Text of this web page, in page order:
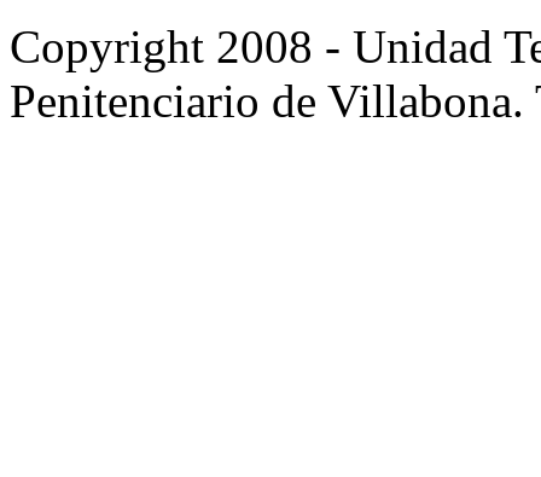
Copyright 2008 - Unidad
Penitenciario de Villabona.